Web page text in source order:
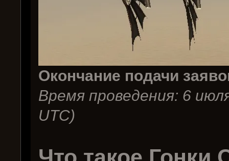
Окончание подачи
Время проведения: 6
UTC)